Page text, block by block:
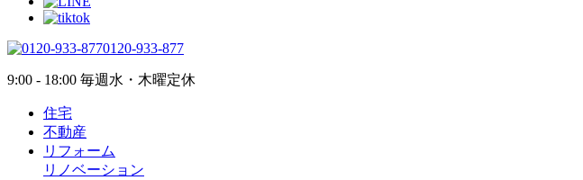
0120-933-877
9:00 - 18:00 毎週水・木曜定休
住宅
不動産
リフォーム
リノベーション